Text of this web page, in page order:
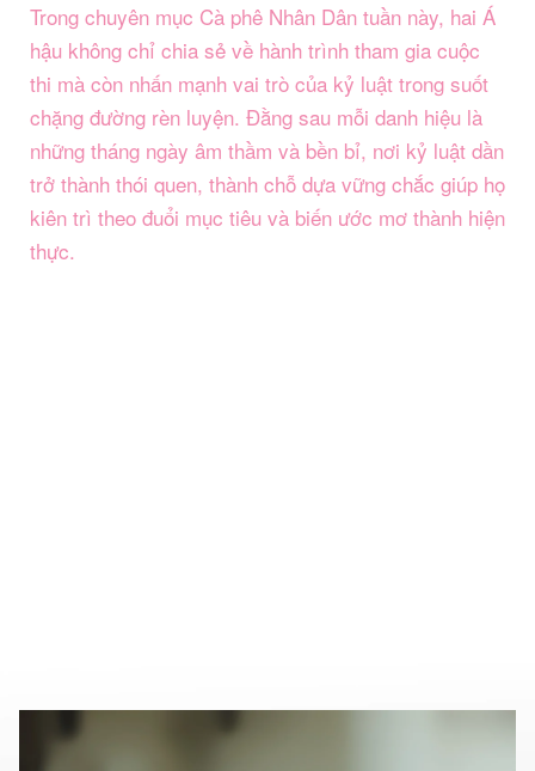
Trong chuyên mục Cà phê Nhân Dân tuần này, hai Á
hậu không chỉ chia sẻ về hành trình tham gia cuộc
thi mà còn nhấn mạnh vai trò của kỷ luật trong suốt
chặng đường rèn luyện. Đằng sau mỗi danh hiệu là
những tháng ngày âm thầm và bền bỉ, nơi kỷ luật dần
trở thành thói quen, thành chỗ dựa vững chắc giúp họ
kiên trì theo đuổi mục tiêu và biến ước mơ thành hiện
thực.